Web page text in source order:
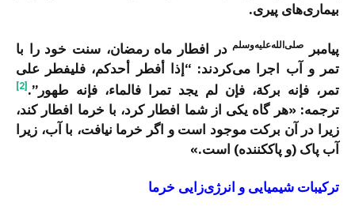
بیماری‌های پیری.
پیامبر صلی‌الله‌علیه‌وسلمدر افطار ماه رمضان، سنت خود را با
تمر و آب اجرا می‌کردند: “إذا أفطر أحدكم، فلیفطر على
تمر، فإنه بركة، فإن لم ‌یجد ‌تمرا ‌فالماء، فإنه طهور”. [2]
ترجمه: «هر گاه یکی از شما افطار کرد، با خرما افطار کند،
زیرا در آن برکت موجود است و اگر خرما نیافت، با آب، زیرا
آب پاک (و پاک­کننده) است.»
ترکیبات شیمیایی و انرژی‌زایی خرما